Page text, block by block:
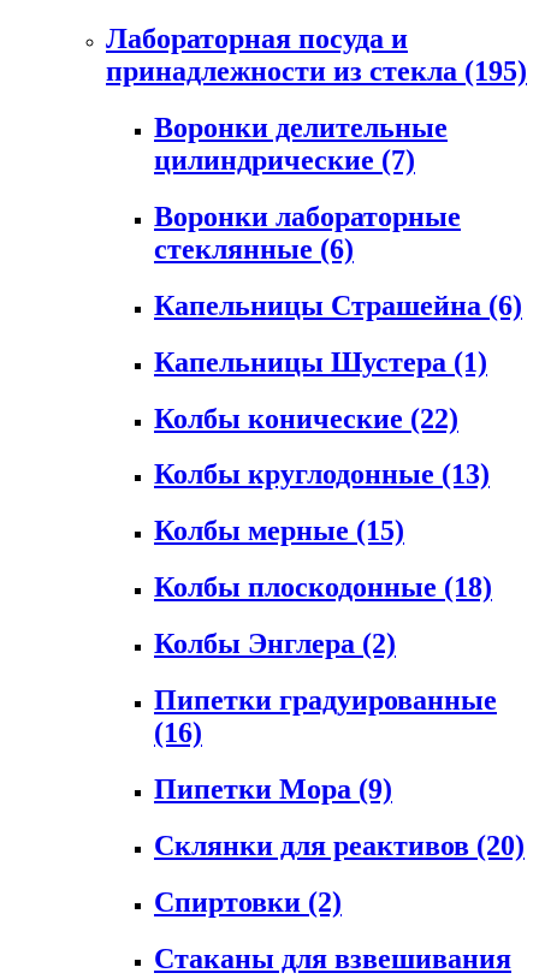
Лабораторная посуда и
принадлежности из стекла (195)
Воронки делительные
цилиндрические (7)
Воронки лабораторные
стеклянные (6)
Капельницы Страшейна (6)
Капельницы Шустера (1)
Колбы конические (22)
Колбы круглодонные (13)
Колбы мерные (15)
Колбы плоскодонные (18)
Колбы Энглера (2)
Пипетки градуированные
(16)
Пипетки Мора (9)
Склянки для реактивов (20)
Спиртовки (2)
Стаканы для взвешивания